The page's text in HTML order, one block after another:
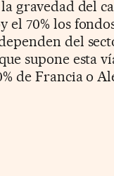
gravedad del
el 70% los
del
supone esta
de Francia o